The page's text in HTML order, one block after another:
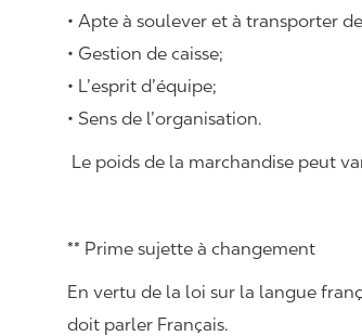
• Apte à soulever et à transporter
• Gestion de caisse;
• L’esprit d’équipe;
• Sens de l’organisation.
Le poids de la marchandise peut
** Prime sujette à changement
En vertu de la loi sur la langue
doit parler Français.